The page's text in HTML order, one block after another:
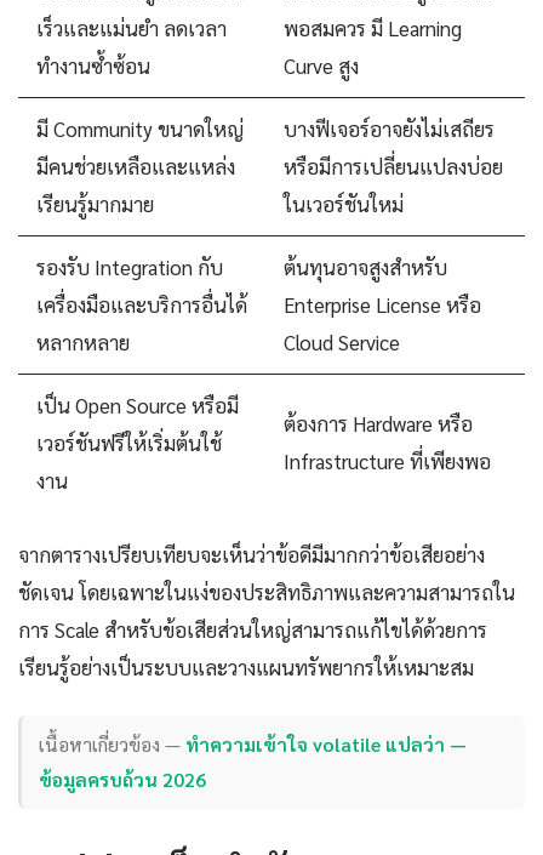
เร็วและแม่นยำ ลดเวลา
ทำงานซ้ำซ้อน
พอสมควร มี Learning
Curve สูง
มี Community ขนาดใหญ่
มีคนช่วยเหลือและแหล่ง
เรียนรู้มากมาย
บางฟีเจอร์อาจยังไม่เสถียร
หรือมีการเปลี่ยนแปลงบ่อย
ในเวอร์ชันใหม่
รองรับ Integration กับ
เครื่องมือและบริการอื่นได้
หลากหลาย
ต้นทุนอาจสูงสำหรับ
Enterprise License หรือ
Cloud Service
เป็น Open Source หรือมี
เวอร์ชันฟรีให้เริ่มต้นใช้
งาน
ต้องการ Hardware หรือ
Infrastructure ที่เพียงพอ
จากตารางเปรียบเทียบจะเห็นว่าข้อดีมีมากกว่าข้อเสียอย่าง
ชัดเจน โดยเฉพาะในแง่ของประสิทธิภาพและความสามารถใน
การ Scale สำหรับข้อเสียส่วนใหญ่สามารถแก้ไขได้ด้วยการ
เรียนรู้อย่างเป็นระบบและวางแผนทรัพยากรให้เหมาะสม
เนื้อหาเกี่ยวข้อง — ทำความเข้าใจ volatile แปลว่า —
ข้อมูลครบถ้วน 2026